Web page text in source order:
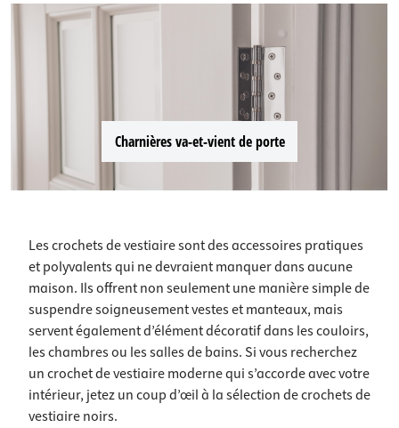
Charnières va-et-vient de porte
Les crochets de vestiaire sont des accessoires pratiques
et polyvalents qui ne devraient manquer dans aucune
maison. Ils offrent non seulement une manière simple de
suspendre soigneusement vestes et manteaux, mais
servent également d’élément décoratif dans les couloirs,
les chambres ou les salles de bains. Si vous recherchez
un crochet de vestiaire moderne qui s’accorde avec votre
intérieur, jetez un coup d’œil à la sélection de crochets de
vestiaire noirs.